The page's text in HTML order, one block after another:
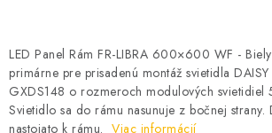
SVIETIDLÁ A SVETELNÉ ZDROJE
ÚLOŽNÝ MATERIÁL
LED Panel Rám FR-LIBRA 600×600 WF -
primárne pre prisadenú montáž svietidla
GXDS148 o rozmeroch modulových svietidiel
Svietidlo sa do rámu nasunuje z bočnej strany.
nastojato k rámu. Viac informácií